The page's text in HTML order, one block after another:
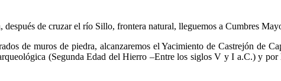
después de cruzar el río Sillo, frontera natural, lleguemos a Cumbres
de muros de piedra, alcanzaremos el Yacimiento de Castrejón de
(Segunda Edad del Hierro –Entre los siglos V y I a.C.) y